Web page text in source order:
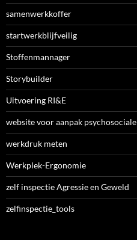
samenwerkkoffer
startwerkblijfveilig
Stoffenmannager
Storybuilder
Uitvoering RI&E
website voor aanpak psychosociale
werkdruk meten
Werkplek-Ergonomie
zelf inspectie Agressie en Geweld
zelfinspectie_tools